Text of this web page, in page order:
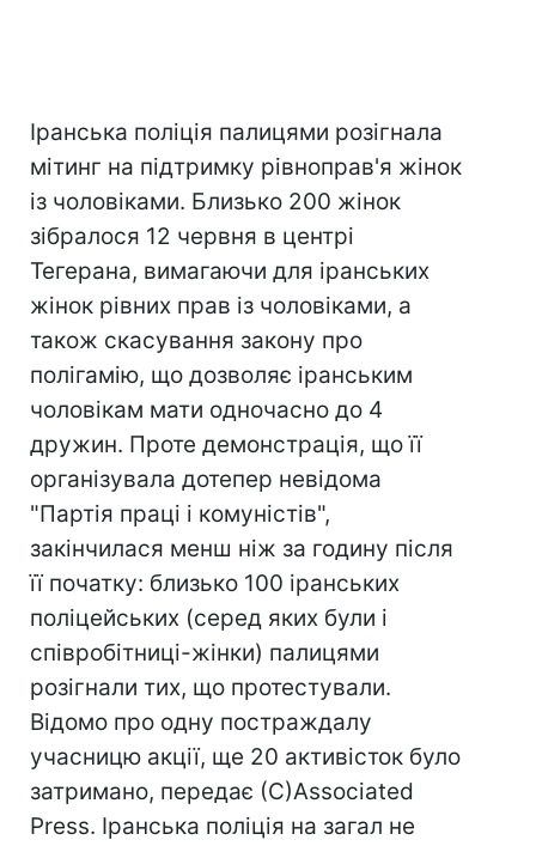
Іранська поліція палицями розігнала
мітинг на підтримку рівноправ'я жінок
із чоловіками. Близько 200 жінок
зібралося 12 червня в центрі
Тегерана, вимагаючи для іранських
жінок рівних прав із чоловіками, а
також скасування закону про
полігамію, що дозволяє іранським
чоловікам мати одночасно до 4
дружин. Проте демонстрація, що її
організувала дотепер невідома
"Партія праці і комуністів",
закінчилася менш ніж за годину після
її початку: близько 100 іранських
поліцейських (серед яких були і
співробітниці-жінки) палицями
розігнали тих, що протестували.
Відомо про одну постраждалу
учасницю акції, ще 20 активісток було
затримано, передає (С)Associated
Press. Іранська поліція на загал не